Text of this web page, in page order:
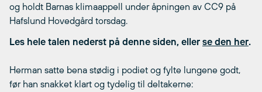
og holdt Barnas klimaappell under åpningen av CC9 på
Hafslund Hovedgård torsdag.
Les hele talen nederst på denne siden, eller se den her.
Herman satte bena stødig i podiet og fylte lungene godt,
før han snakket klart og tydelig til deltakerne: